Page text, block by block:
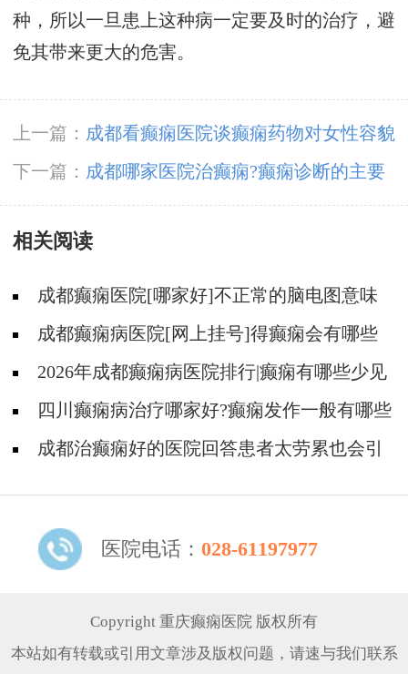
种，所以一旦患上这种病一定要及时的治疗，避
免其带来更大的危害。
上一篇： 成都看癫痫医院谈癫痫药物对女性容貌
的作用
下一篇： 成都哪家医院治癫痫?癫痫诊断的主要
依据是什么?
相关阅读
成都癫痫医院[哪家好]不正常的脑电图意味
着什么?
成都癫痫病医院[网上挂号]得癫痫会有哪些
问题?2026年成都癫痫病医院排行|癫痫有哪些少见
的发作表现？
四川癫痫病治疗哪家好?癫痫发作一般有哪些
症状?成都治癫痫好的医院回答患者太劳累也会引
医院电话： 028-61197977
Copyright 重庆癫痫医院 版权所有
本站如有转载或引用文章涉及版权问题，请速与我们联系